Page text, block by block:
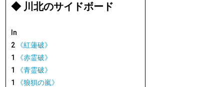
◆ 川北のサイドボード
In
2
《紅蓮破》
1
《赤霊破》
1
《青霊破》
1
《狼狽の嵐》